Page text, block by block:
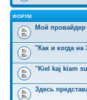
ФОРУМ
Мой
"Как и когда
"Kiel kaj kiam
Здесь